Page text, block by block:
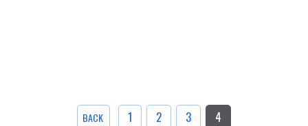
BACK 1 2 3 4